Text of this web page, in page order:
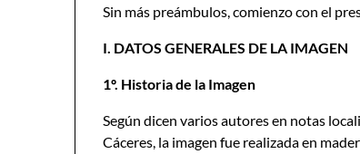
Sin más preámbulos, comienzo con el
I. DATOS GENERALES DE LA IMAGEN
1º. Historia de la Imagen
Según dicen varios autores en notas
Cáceres, la imagen fue realizada en